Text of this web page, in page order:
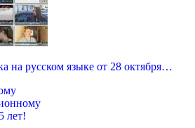
на русском языке от 28 октября…